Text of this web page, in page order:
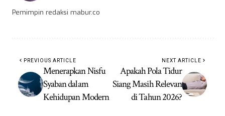
Pemimpin redaksi mabur.co
PREVIOUS ARTICLE
Menerapkan Nisfu
Syaban dalam
Kehidupan Modern
NEXT ARTICLE
Apakah Pola Tidur
Siang Masih Relevan
di Tahun 2026?